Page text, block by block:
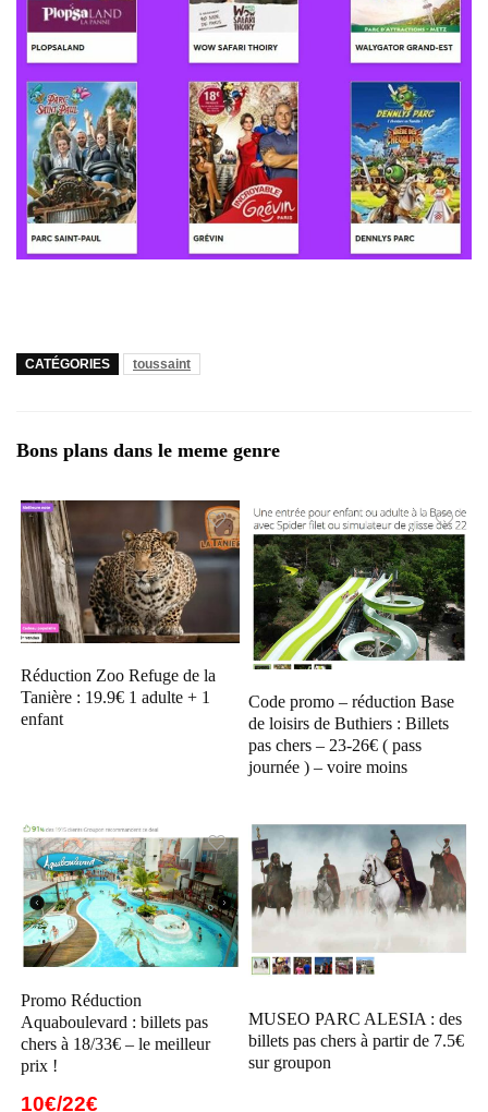
CATÉGORIES toussaint
Bons plans dans le meme genre
Réduction Zoo Refuge de la
Tanière : 19.9€ 1 adulte + 1
enfant
Code promo – réduction Base
de loisirs de Buthiers : Billets
pas chers – 23-26€ ( pass
journée ) – voire moins
Promo Réduction
Aquaboulevard : billets pas
chers à 18/33€ – le meilleur
prix !
10€/22€
MUSEO PARC ALESIA : des
billets pas chers à partir de 7.5€
sur groupon